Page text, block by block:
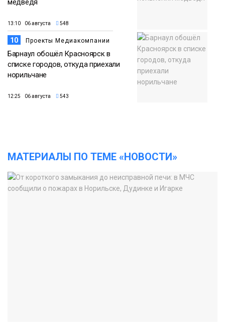
медведя
13:10 06 августа 548
10 Проекты Медиакомпании
Барнаул обошёл Красноярск в
списке городов, откуда приехали
норильчане
12:25 06 августа 543
МАТЕРИАЛЫ ПО ТЕМЕ «НОВОСТИ»